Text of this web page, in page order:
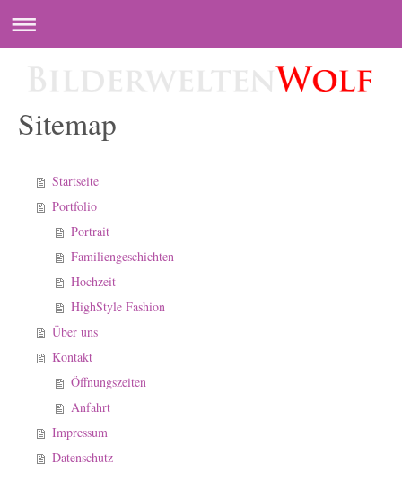
Sitemap
Startseite
Portfolio
Portrait
Familiengeschichten
Hochzeit
HighStyle Fashion
Über uns
Kontakt
Öffnungszeiten
Anfahrt
Impressum
Datenschutz